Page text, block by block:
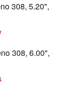
308, 5.20",
308, 6.00",